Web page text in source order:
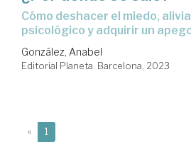
cómo deshacer el miedo, aliviar el malestar
psicológico y adquirir un
González, Anabel
Editorial Planeta. Barcelona, 2023
« 1